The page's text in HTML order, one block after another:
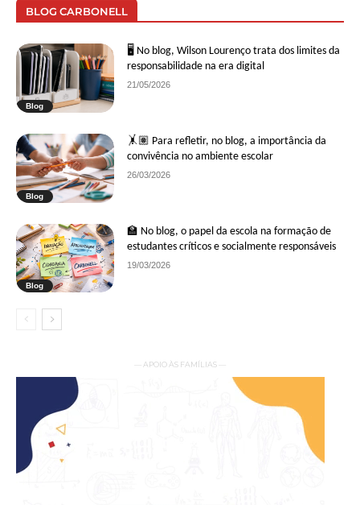
BLOG CARBONELL
Blog
🖥 No blog, Wilson Lourenço trata dos limites da
responsabilidade na era digital
21/05/2026
Blog
🤸🏽 Para refletir, no blog, a importância da
convivência no ambiente escolar
26/03/2026
Blog
🏫 No blog, o papel da escola na formação de
estudantes críticos e socialmente responsáveis
19/03/2026
— APOIO ÀS FAMÍLIAS —